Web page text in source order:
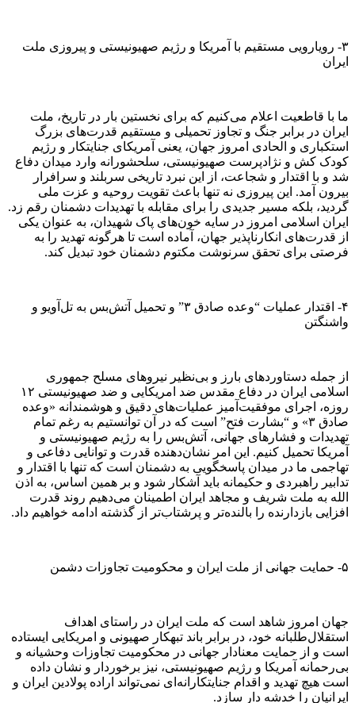
۳- رویارویی مستقیم با آمریکا و رژیم صهیونیستی و پیروزی ملت
ایران
ما با قاطعیت اعلام می‌کنیم که برای نخستین بار در تاریخ، ملت
ایران در برابر جنگ و تجاوز تحمیلی و مستقیم قدرت‌های بزرگ
استکباری و الحادی امروز جهان، یعنی آمریکای جنایتکار و رژیم
کودک کش و نژادپرست صهیونیستی، سلحشورانه وارد میدان دفاع
شد و با اقتدار و شجاعت، از این نبرد تاریخی سربلند و سرافرار
بیرون آمد. این پیروزی نه تنها باعث تقویت روحیه و عزت ملی
گردید، بلکه مسیر جدیدی را برای مقابله با تهدیدات دشمنان رقم زد.
ایران اسلامی امروز در سایه خون‌های پاک شهیدان، به عنوان یکی
از قدرت‌های انکارناپذیر جهان، آماده است تا هرگونه تهدید را به
فرصتی برای تحقق سرنوشت مکتوم دشمنان خود تبدیل کند.
۴- اقتدار عملیات “وعده صادق ۳” و تحمیل آتش‌بس به تل‌آویو و
واشنگتن
از جمله دستاورد‌های بارز و بی‌نظیر نیرو‌های مسلح جمهوری
اسلامی ایران در دفاع مقدس ضد امریکایی و ضد صهیونیستی ۱۲
روزه، اجرای موفقیت‌آمیز عملیات‌های دقیق و هوشمندانه «وعده
صادق ۳» و “بشارت فتح” است که در آن توانستیم به رغم تمام
تهدیدات و فشار‌های جهانی، آتش‌بس را به رژیم صهیونیستی و
آمریکا تحمیل کنیم. این امر نشان‌دهنده قدرت و توانایی دفاعی و
تهاجمی ما در میدان پاسخگویی به دشمنان است که تنها با اقتدار و
تدابیر راهبردی و حکیمانه باید آشکار شود و بر همین اساس، به اذن
الله به ملت شریف و مجاهد ایران اطمینان می‌دهیم روند قدرت
افزایی بازدارنده را بالنده‌تر و پرشتاب‌تر از گذشته ادامه خواهیم داد.
۵- حمایت جهانی از ملت ایران و محکومیت تجاوزات دشمن
جهان امروز شاهد است که ملت ایران در راستای اهداف
استقلال‌طلبانه خود، در برابر باند تبهکار صهیونی و امریکایی ایستاده
است و از حمایت معنادار جهانی در محکومیت تجاوزات وحشیانه و
بی‌رحمانه آمریکا و رژیم صهیونیستی، نیز برخوردار و نشان داده
است هیچ تهدید و اقدام جنایتکارانه‌ای نمی‌تواند اراده پولادین ایران و
ایرانیان را خدشه دار سازد.